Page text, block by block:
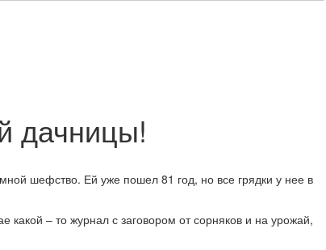
дачницы!
шефство. Ей уже пошел 81 год, но все грядки у нее в
какой – то журнал с заговором от сорняков и на урожай,